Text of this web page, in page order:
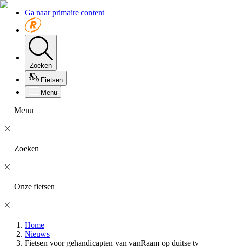
Ga naar primaire content
Zoeken
Fietsen
Menu
Menu
Zoeken
Onze fietsen
Home
Nieuws
Fietsen voor gehandicapten van vanRaam op duitse tv